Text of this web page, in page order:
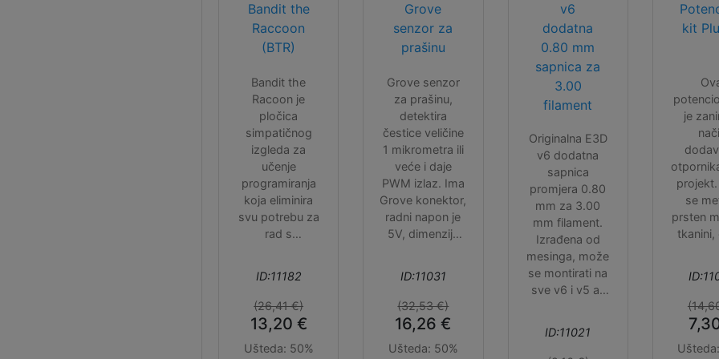
Bandit the
Raccoon
(BTR)
Bandit the
Racoon je
pločica
simpatičnog
izgleda za
učenje
programiranja
koja eliminira
svu potrebu za
rad s
posebnih
dijelova).
Omogućava
jednostavan
početak rada s
ID:11182
(26,41 €)
13,20 €
Ušteda: 50%
Grove
senzor za
prašinu
Grove senzor
za prašinu,
detektira
čestice veličine
1 mikrometra ili
veće i daje
PWM izlaz. Ima
Grove konektor,
radni napon je
5V, dimenzije
ID:11031
(32,53 €)
16,26 €
Ušteda: 50%
v6
dodatna
0.80 mm
sapnica za
3.00
filament
Originalna E3D
v6 dodatna
sapnica
promjera 0.80
mm za 3.00
mm filament.
Izrađena od
mesinga, može
se montirati na
sve v6 i v5 all
E3D-a.
ID:11021
kit
je
se
prsten
tkanini,
8Kohm.
ovaj kit
napona,
Ušteda: